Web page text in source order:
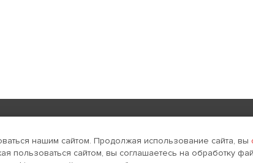
в интернете Поддержка и развитие
нашим сайтом. Продолжая использование сайта, вы
пользоваться сайтом, вы соглашаетесь на обработку